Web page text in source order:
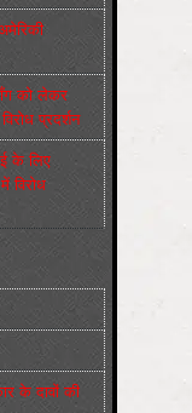
को लेकर
प्रदर्शन
के लिए
विरोध
के दावों की